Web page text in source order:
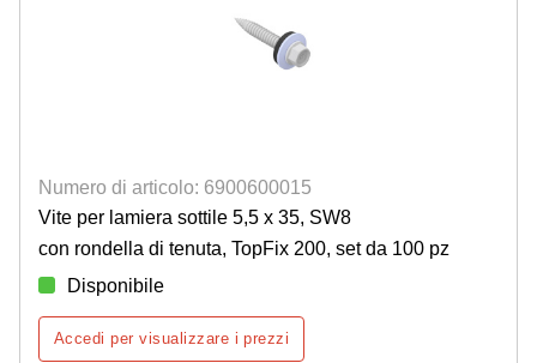
Numero di articolo: 6900600015
Vite per lamiera sottile 5,5 x 35, SW8
con rondella di tenuta, TopFix 200, set da 100 pz
Disponibile
Accedi per visualizzare i prezzi